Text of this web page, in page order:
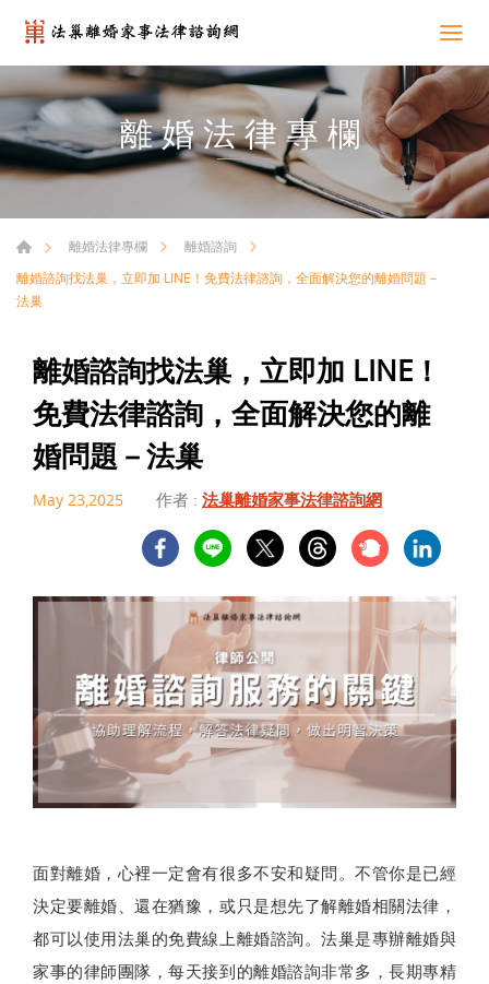
離婚法律專欄
離婚法律專欄
離婚諮詢
離婚諮詢找法巢，立即加 LINE！免費法律諮詢，全面解決您的離婚問題－
法巢
離婚諮詢找法巢，立即加 LINE！
免費法律諮詢，全面解決您的離
婚問題－法巢
May 23,2025 作者 : 法巢離婚家事法律諮詢網
面對離婚，心裡一定會有很多不安和疑問。不管你是已經
決定要離婚、還在猶豫，或只是想先了解離婚相關法律，
都可以使用法巢的免費線上離婚諮詢。法巢是專辦離婚與
家事的律師團隊，每天接到的離婚諮詢非常多，長期專精